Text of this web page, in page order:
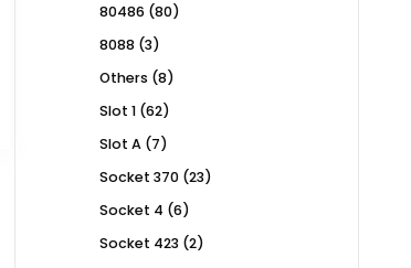
80486 8080
8088 33
Others 88
Slot 1 6262
Slot A 77
Socket 370 2323
Socket 4 66
Socket 423 22